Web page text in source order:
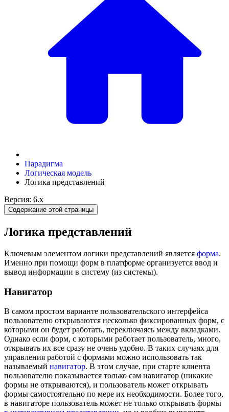
Парадигма
Логическая модель
Логика представлений
Версия: 6.x
Содержание этой страницы
Логика представлений
Ключевым элементом логики представлений является форма.
Именно при помощи форм в платформе организуется ввод и
вывод информации в систему (из системы).
Навигатор
В самом простом варианте пользовательского интерфейса
пользователю открываются несколько фиксированных форм, с
которыми он будет работать, переключаясь между вкладками.
Однако если форм, с которыми работает пользователь, много,
открывать их все сразу не очень удобно. В таких случаях для
управления работой с формами можно использовать так
называемый навигатор. В этом случае, при старте клиента
пользователю показывается только сам навигатор (никакие
формы не открываются), и пользователь может открывать
формы самостоятельно по мере их необходимости. Более того,
в навигаторе пользователь может не только открывать формы